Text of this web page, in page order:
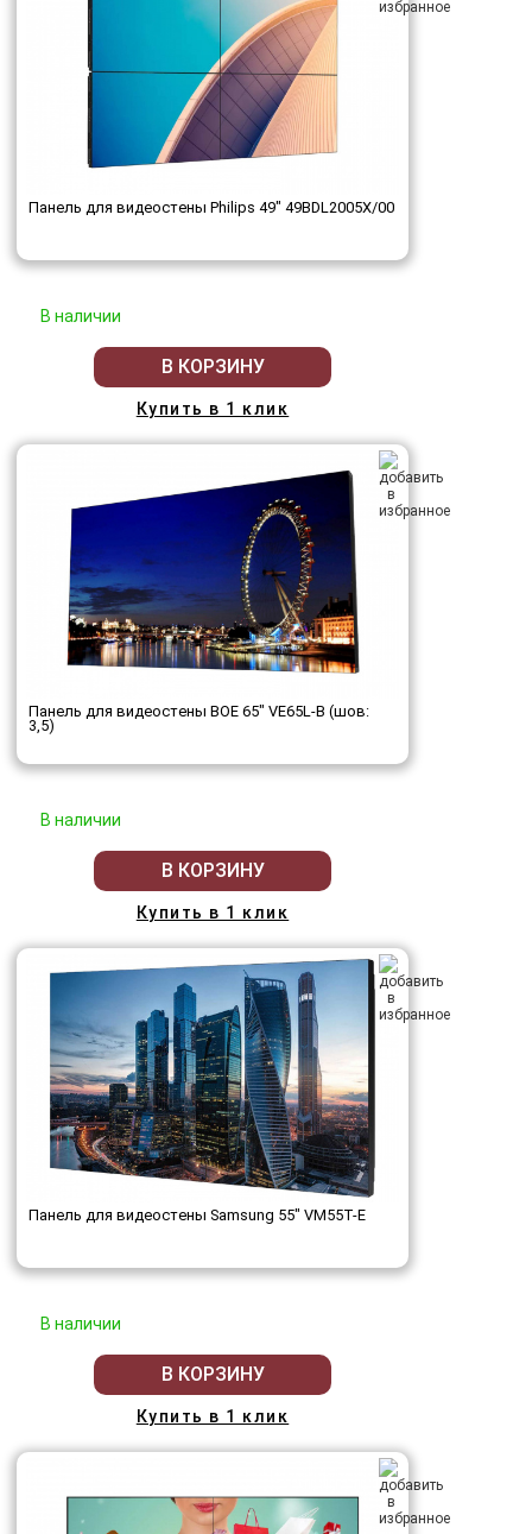
Панель для видеостены Philips 49" 49BDL2005X/00
В наличии
В КОРЗИНУ
Купить в 1 клик
Панель для видеостены BOE 65" VE65L-B (шов:
3,5)
В наличии
В КОРЗИНУ
Купить в 1 клик
Панель для видеостены Samsung 55" VM55T-E
В наличии
В КОРЗИНУ
Купить в 1 клик